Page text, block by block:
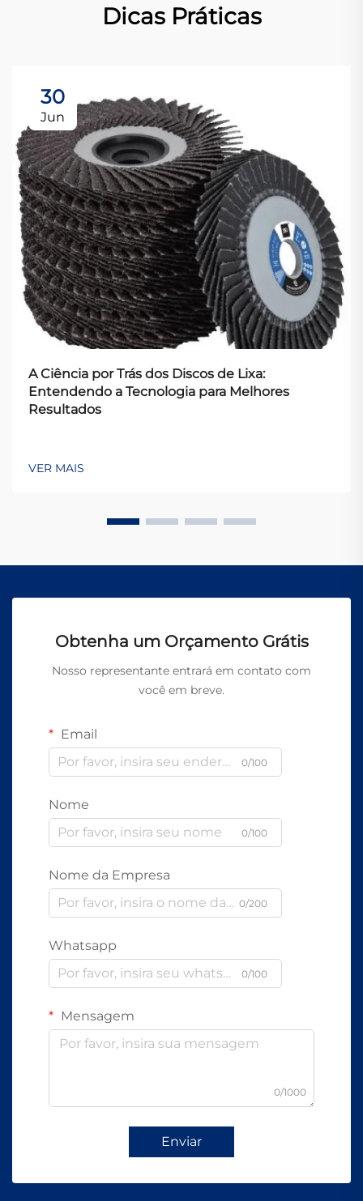
Dicas Práticas
30
Jun
A Ciência por Trás dos Discos de Lixa:
Entendendo a Tecnologia para Melhores
Resultados
VER MAIS
Obtenha um Orçamento Grátis
Nosso representante entrará em contato com
você em breve.
Email
0/100
Nome
0/100
Nome da Empresa
0/200
Whatsapp
0/100
Mensagem
0/1000
Enviar